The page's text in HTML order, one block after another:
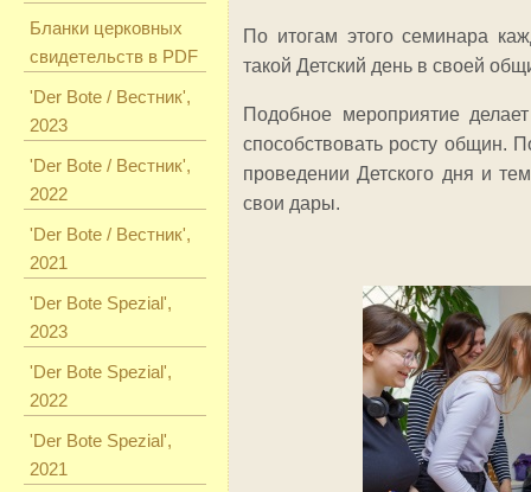
Бланки церковных
свидетельств в PDF
'Der Bote / Вестник',
2023
'Der Bote / Вестник',
2022
'Der Bote / Вестник',
2021
'Der Bote Spezial',
2023
'Der Bote Spezial',
2022
'Der Bote Spezial',
2021
По итогам этого семинара
такой Детский день в своей
Подобное мероприятие
способствовать росту общин.
проведении Детского дня и
свои дары.